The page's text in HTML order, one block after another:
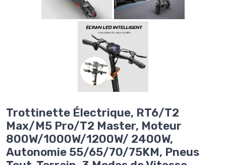
Trottinette Électrique, RT6/T2
Max/M5 Pro/T2 Master, Moteur
800W/1000W/1200W/ 2400W,
Autonomie 55/65/70/75KM, Pneus